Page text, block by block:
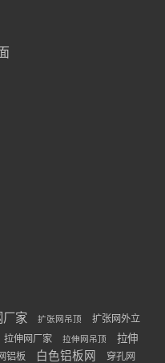
厂家 扩张网吊顶
扩张网外立
拉伸网厂家 拉伸网吊顶
拉伸
铝板 白色铝板网
穿孔网